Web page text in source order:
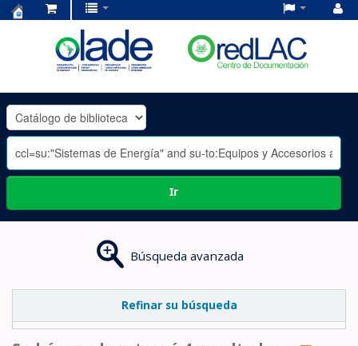
OLADE
-
Ir
Búsqueda avanzada
Refinar su búsqueda